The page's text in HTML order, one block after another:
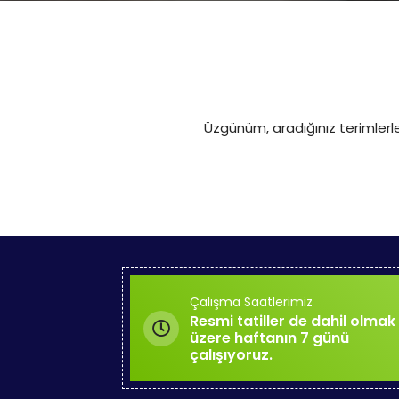
Üzgünüm, aradığınız
Çalışma Saatlerimiz
Resmi tatiller de dahil olmak
üzere haftanın 7 günü
çalışıyoruz.